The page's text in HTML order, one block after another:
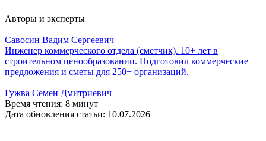
Авторы и эксперты
Савосин Вадим Сергеевич
Инженер коммерческого отдела (сметчик). 10+ лет в
строительном ценообразовании. Подготовил коммерческие
предложения и сметы для 250+ организаций.
Гужва Семен Дмитриевич
Время чтения: 8 минут
Дата обновления статьи: 10.07.2026